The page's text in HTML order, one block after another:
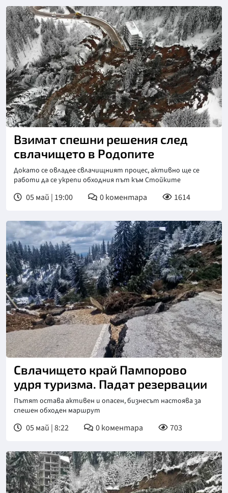
Взимат спешни решения след
свлачището в Родопите
Докато се овладее свлачищният процес, активно ще се
работи да се укрепи обходния път към Стойките
05 май | 19:00 0коментара 1614
Снимка: БТА
Свлачището край Пампорово
удря туризма. Падат резервации
Пътят остава активен и опасен, бизнесът настоява за
спешен обходен маршрут
05 май | 8:22 0коментара 703